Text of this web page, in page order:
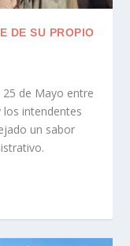
DE SU PROPIO
de Mayo entre
los intendentes
un sabor